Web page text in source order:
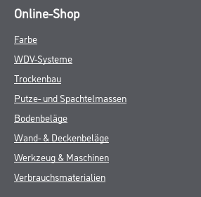
Online-Shop
Farbe
WDV-Systeme
Trockenbau
Putze- und Spachtelmassen
Bodenbeläge
Wand- & Deckenbeläge
Werkzeug & Maschinen
Verbrauchsmaterialien